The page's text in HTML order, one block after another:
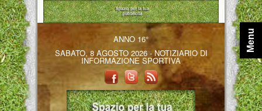
ANNO 16°
SABATO, 8 AGOSTO 2026 - NOTIZIARIO DI
INFORMAZIONE SPORTIVA
Menu